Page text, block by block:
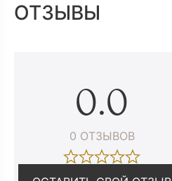
ОТЗЫВЫ
0.0
0 ОТЗЫВОВ